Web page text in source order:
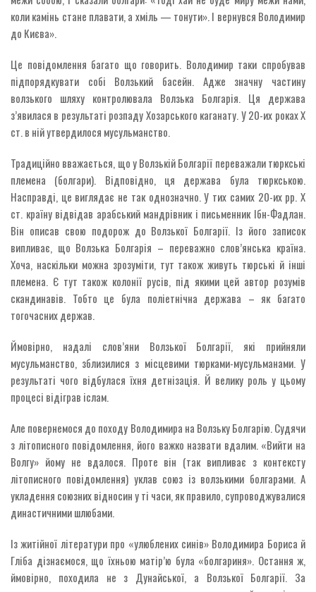
коли камінь стане плавати, а хміль — тонути». І вернувся Володимир
до Києва».
Це повідомлення багато що говорить. Володимир таки спробував
підпорядкувати собі Волзький басейн. Адже значну частину
волзького шляху контролювала Волзька Болгарія. Ця держава
з’явилася в результаті розпаду Хозарського каганату. У 20-их роках Х
ст. в ній утвердилося мусульманство.
Традиційно вважається, що у Волзькій Болгарії переважали тюркські
племена (болгари). Відповідно, ця держава була тюркською.
Насправді, це виглядає не так однозначно. У тих самих 20-их рр. Х
ст. країну відвідав арабський мандрівник і письменник Ібн-Фадлан.
Він описав свою подорож до Волзької Болгарії. Із його записок
випливає, що Волзька Болгарія – переважно слов’янська країна.
Хоча, наскільки можна зрозуміти, тут також живуть тюрські й інші
племена. Є тут також колонії русів, під якими цей автор розумів
скандинавів. Тобто це була поліетнічна держава – як багато
тогочасних держав.
Ймовірно, надалі слов’яни Волзької Болгарії, які прийняли
мусульманство, зблизилися з місцевими тюрками-мусульманами. У
результаті чого відбулася їхня детнізація. Й велику роль у цьому
процесі відіграв іслам.
Але повернемося до походу Володимира на Волзьку Болгарію. Судячи
з літописного повідомлення, його важко назвати вдалим. «Вийти на
Волгу» йому не вдалося. Проте він (так випливає з контексту
літописного повідомлення) уклав союз із волзькими болгарами. А
укладення союзних відносин у ті часи, як правило, супроводжувалися
династичними шлюбами.
Із житійної літератури про «улюблених синів» Володимира Бориса й
Гліба дізнаємося, що їхньою матір’ю була «болгариня». Остання ж,
ймовірно, походила не з Дунайської, а Волзької Болгарії. За